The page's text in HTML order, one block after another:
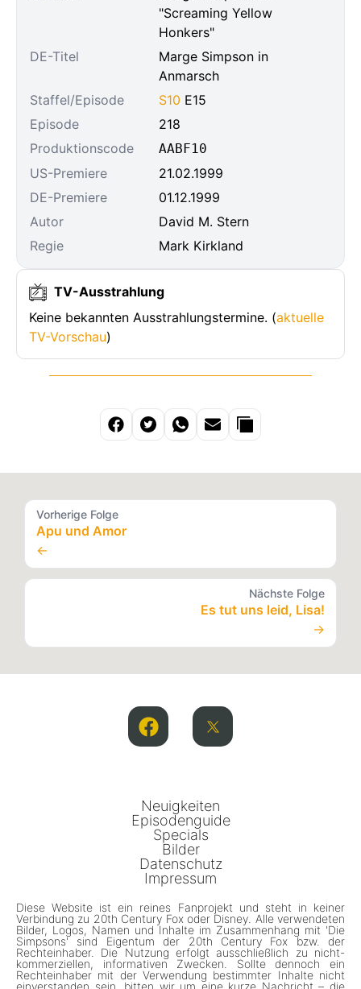
"Screaming Yellow
Honkers"
DE-Titel
Marge Simpson in
Anmarsch
Staffel/Episode
S10 E15
Episode
218
Produktionscode
AABF10
US-Premiere
21.02.1999
DE-Premiere
01.12.1999
Autor
David M. Stern
Regie
Mark Kirkland
TV-Ausstrahlung
Keine bekannten Ausstrahlungstermine. (aktuelle
TV-Vorschau)
Vorherige Folge
Apu und Amor
←
Nächste Folge
Es tut uns leid, Lisa!
→
Neuigkeiten
Episodenguide
Specials
Bilder
Datenschutz
Impressum
Diese Website ist ein reines Fanprojekt und steht in keiner
Verbindung zu 20th Century Fox oder Disney. Alle verwendeten
Bilder, Logos, Namen und Inhalte im Zusammenhang mit 'Die
Simpsons' sind Eigentum der 20th Century Fox bzw. der
Rechteinhaber. Die Nutzung erfolgt ausschließlich zu nicht-
kommerziellen, informativen Zwecken. Sollte dennoch ein
Rechteinhaber mit der Verwendung bestimmter Inhalte nicht